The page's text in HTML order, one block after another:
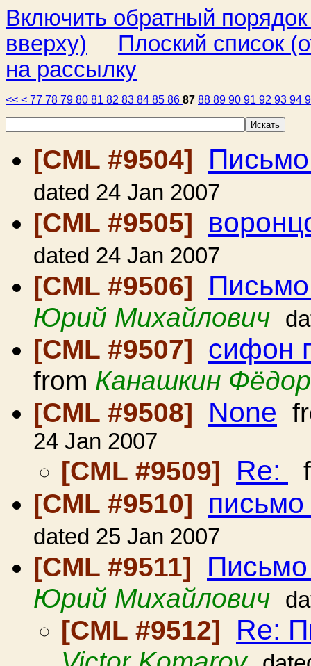
Включить обратный
вверху)
Плоский список
на рассылку
<< < 77 78 79 80 81 82 83 84 85 86 87 88 89 90 91 92 93 94
[CML #9504]
dated 24 Jan 2007
[CML #9505]
dated 24 Jan 2007
[CML #9506]
Юрий Михайлович
[CML #9507] сифон
from Канашкин Фёдор
[CML #9508]
None
24 Jan 2007
[CML #9509] Re:
[CML #9510]
письмо
dated 25 Jan 2007
[CML #9511]
Юрий Михайлович
[CML #9512] Re: